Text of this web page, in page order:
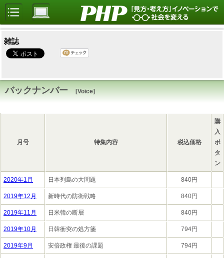
雑誌
バックナンバー [Voice]
月号 特集内容 税込価格
購
入
ボ
タ
ン
2020年1月 日本列島の大問題 840円
2019年12月 新時代の防衛戦略 840円
2019年11月 日米韓の断層 840円
2019年10月 日韓衝突の処方箋 794円
2019年9月 安倍政権 最後の課題 794円